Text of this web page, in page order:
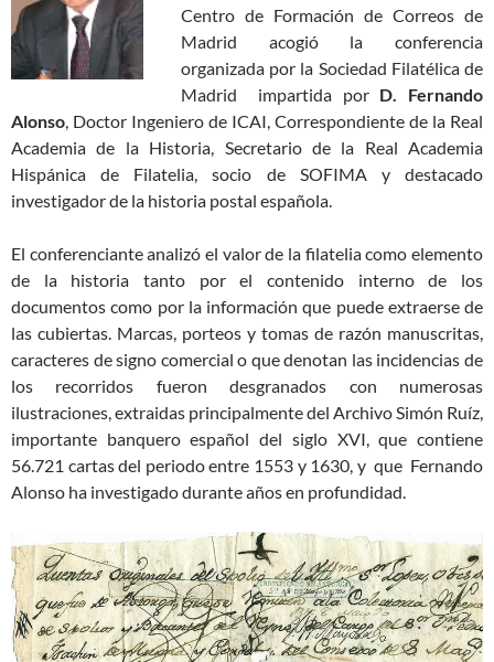
Centro de Formación de Correos de
Madrid acogió la conferencia
organizada por la Sociedad Filatélica de
Madrid impartida por D. Fernando
Alonso, Doctor Ingeniero de ICAI, Correspondiente de la Real
Academia de la Historia, Secretario de la Real Academia
Hispánica de Filatelia, socio de SOFIMA y destacado
investigador de la historia postal española.
El conferenciante analizó el valor de la filatelia como elemento
de la historia tanto por el contenido interno de los
documentos como por la información que puede extraerse de
las cubiertas. Marcas, porteos y tomas de razón manuscritas,
caracteres de signo comercial o que denotan las incidencias de
los recorridos fueron desgranados con numerosas
ilustraciones, extraidas principalmente del Archivo Simón Ruíz,
importante banquero español del siglo XVI, que contiene
56.721 cartas del periodo entre 1553 y 1630, y que Fernando
Alonso ha investigado durante años en profundidad.